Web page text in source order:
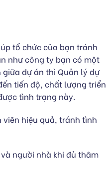
tổ chức của bạn tránh
như công ty bạn có một
dự án thì Quản lý dự
tiến độ, chất lượng triển
tình trạng này.
hiệu quả, tránh tình
người nhà khi đủ thâm